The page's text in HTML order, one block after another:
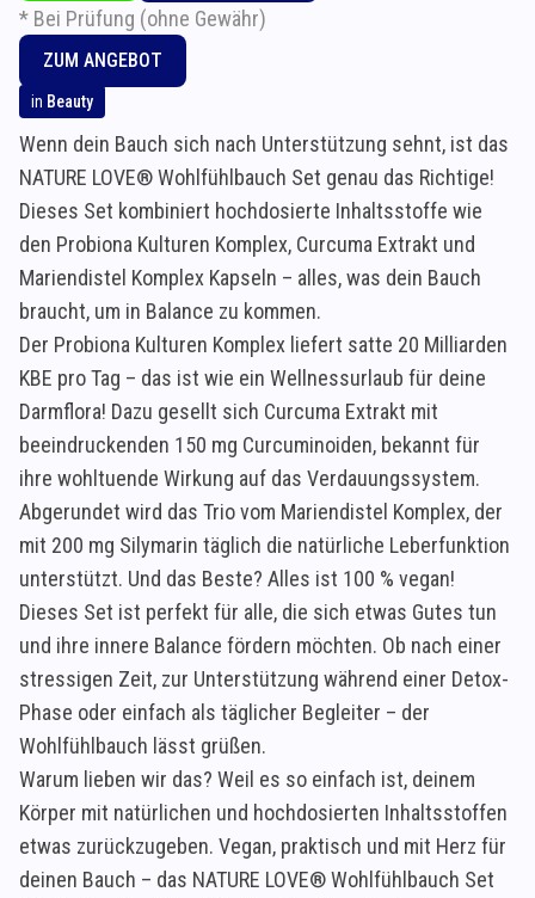
* Bei Prüfung (ohne Gewähr)
ZUM ANGEBOT
in Beauty
Wenn dein Bauch sich nach Unterstützung sehnt, ist das
NATURE LOVE® Wohlfühlbauch Set genau das Richtige!
Dieses Set kombiniert hochdosierte Inhaltsstoffe wie
den Probiona Kulturen Komplex, Curcuma Extrakt und
Mariendistel Komplex Kapseln – alles, was dein Bauch
braucht, um in Balance zu kommen.
Der Probiona Kulturen Komplex liefert satte 20 Milliarden
KBE pro Tag – das ist wie ein Wellnessurlaub für deine
Darmflora! Dazu gesellt sich Curcuma Extrakt mit
beeindruckenden 150 mg Curcuminoiden, bekannt für
ihre wohltuende Wirkung auf das Verdauungssystem.
Abgerundet wird das Trio vom Mariendistel Komplex, der
mit 200 mg Silymarin täglich die natürliche Leberfunktion
unterstützt. Und das Beste? Alles ist 100 % vegan!
Dieses Set ist perfekt für alle, die sich etwas Gutes tun
und ihre innere Balance fördern möchten. Ob nach einer
stressigen Zeit, zur Unterstützung während einer Detox-
Phase oder einfach als täglicher Begleiter – der
Wohlfühlbauch lässt grüßen.
Warum lieben wir das? Weil es so einfach ist, deinem
Körper mit natürlichen und hochdosierten Inhaltsstoffen
etwas zurückzugeben. Vegan, praktisch und mit Herz für
deinen Bauch – das NATURE LOVE® Wohlfühlbauch Set